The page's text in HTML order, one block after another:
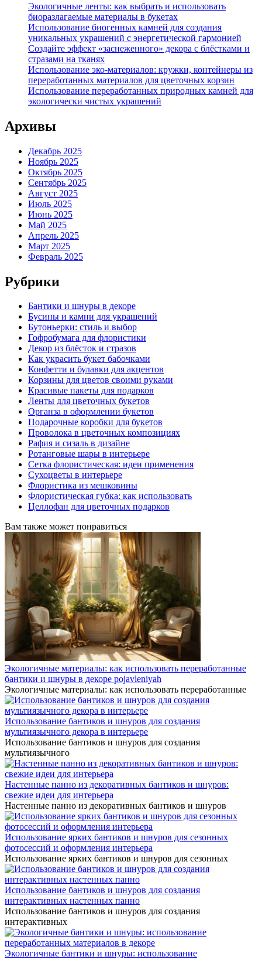
Экологичные ленты: как выбрать и использовать
биоразлагаемые материалы в букетах
Использование биогенных камней для создания
уникальных украшений с энергетической гармонией
Создайте эффект «заснеженного» декора с блёстками и
стразами на тканях
Использование эко-материалов: кружки, контейнеры из
переработанных материалов для цветочных корзин
Использование переработанных природных камней для
экологически чистых украшений
Архивы
Декабрь 2025
Ноябрь 2025
Октябрь 2025
Сентябрь 2025
Август 2025
Июль 2025
Июнь 2025
Май 2025
Апрель 2025
Март 2025
Февраль 2025
Рубрики
Бантики и шнуры в декоре
Бусины и камни для украшений
Бутоньерки: стиль и выбор
Гофробумага для флористики
Декор из блёсток и стразов
Как украсить букет бабочками
Конфетти и булавки для акцентов
Корзины для цветов своими руками
Красивые пакеты для подарков
Ленты для цветочных букетов
Органза в оформлении букетов
Подарочные коробки для букетов
Проволока в цветочных композициях
Рафия и сизаль в дизайне
Ротанговые шары в интерьере
Сетка флористическая: идеи применения
Сухоцветы в интерьере
Флористика из мешковины
Флористическая губка: как использовать
Целлофан для цветочных подарков
Вам также может понравиться
Экологичные материалы: как использовать переработанные
бантики и шнуры в декоре pojavleniyah
Экологичные материалы: как использовать переработанные
Использование бантиков и шнуров для создания
мультиязычного декора в интерьере
Использование бантиков и шнуров для создания
мультиязычного
Настенные панно из декоративных бантиков и шнуров:
свежие идеи для интерьера
Настенные панно из декоративных бантиков и шнуров
Использование ярких бантиков и шнуров для сезонных
фотосессий и оформления интерьера
Использование ярких бантиков и шнуров для сезонных
Использование бантиков и шнуров для создания
интерактивных настенных панно
Использование бантиков и шнуров для создания
интерактивных
Экологичные бантики и шнуры: использование